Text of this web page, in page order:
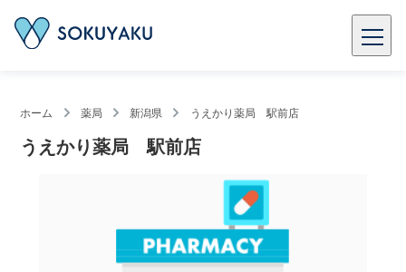
ホーム 薬局 新潟県 うえかり薬局 駅前店
うえかり薬局 駅前店